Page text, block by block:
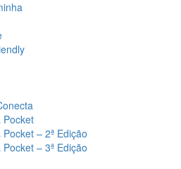
Pocket
– 2ª Edição
– 3ª Edição